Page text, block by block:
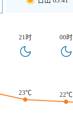
21时 00时
23℃
22℃